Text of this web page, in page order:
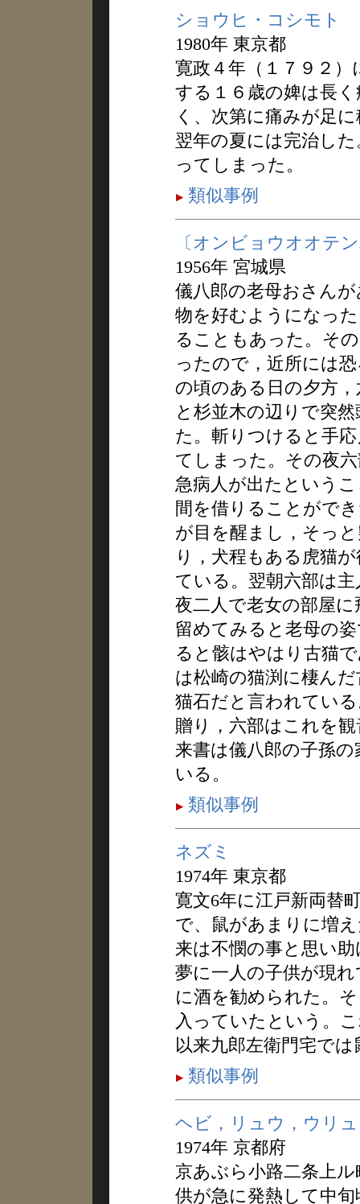
ショウヒ・コシモト
1980年 東京都
寛政４年（１７９２
する１６歳の婢は長
く、次第に痛みが足
翌年の夏には完治し
ってしまった。
類似事例
〔オンビョウオオテ
1956年 宮城県
儀八郎の老母おさん
物を好むようになっ
ることもあった。そ
ったので，近所には
の頃のある日の夕方
と杉並木の辺りで突
た。斬りつけると手
てしまった。その夜
急病人が出たという
間を借りることがで
が目を醒まし，そっ
り，犬程もある虎猫
ている。翌朝六部は
夜二人で老女の部屋
留めてみると老母の
ると骸はやはり古猫
は松崎の猫渕に棲ん
猫石だと言われてい
贈り，六部はこれを
来書は儀八郎の子孫
いる。
類似事例
ネズミ
1974年 東京都
寛文6年に江戸新両替
で、鼠があまりに増
来は不憫の事と思い
夢に一人の子供が現
に酒を勧められた。
入っていたという。
以来九郎左衛門宅で
類似事例
ヘビ，リュウ，ウリ
1974年 京都府
京あぶら小路二条上
供が急に発熱して中